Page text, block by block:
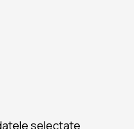
selectate